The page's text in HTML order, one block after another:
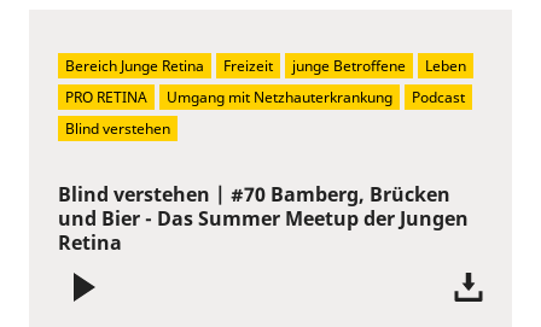
Blind verstehen | #70 Bamberg, Brücken
und Bier - Das Summer Meetup der Jungen
Retina
Bereich Junge Retina Freizeit junge Betroffene
Leben
PRO RETINA
Umgang mit Netzhauterkrankung
Podcast
Blind verstehen